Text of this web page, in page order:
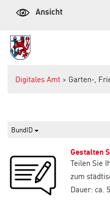
Ansicht
Digitales Amt > Garten-,
BundID
Gestalten
Teilen Sie
zum
Dauer: ca.